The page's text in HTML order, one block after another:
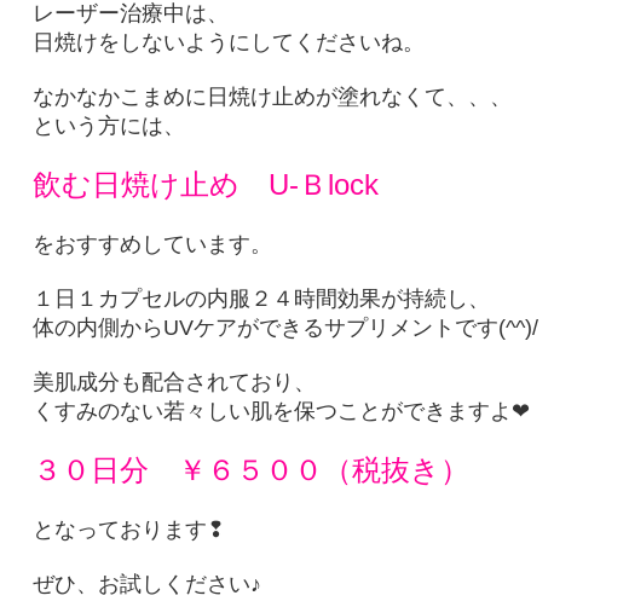
レーザー治療中は、
日焼けをしないようにしてくださいね。
なかなかこまめに日焼け止めが塗れなくて、、、
という方には、
飲む日焼け止め U‐Ｂlock
をおすすめしています。
１日１カプセルの内服２４時間効果が持続し、
体の内側からUVケアができるサプリメントです(^^)/
美肌成分も配合されており、
くすみのない若々しい肌を保つことができますよ❤
３０日分 ￥６５００（税抜き）
となっております❢
ぜひ、お試しください♪